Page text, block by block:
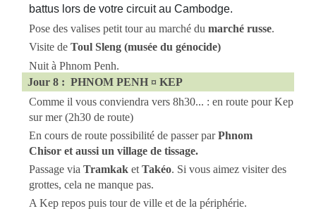
battus lors de votre circuit au Cambodge.
Pose des valises petit tour au marché dumarché russe.
Visite deToul Sleng (musée du génocide)
Nuit à Phnom Penh.
Jour 8 : PHNOM PENH ¤ KEP
Comme il vous conviendra vers 8h30... : en route pour Kep
sur mer (2h30 de route)
En cours de route possibilité de passer parPhnom
Chisor et aussi un village de tissage.
Passage viaTramkak etTakéo. Si vous aimez visiter des
grottes, cela ne manque pas.
A Kep repos puis tour de ville et de la périphérie.